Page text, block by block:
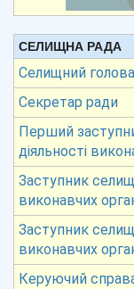
СЕЛИЩНА РАДА
Селищний голова
Секретар ради
Перший
діяльності
Заступник
виконавчих
Заступник
виконавчих
Керуючий